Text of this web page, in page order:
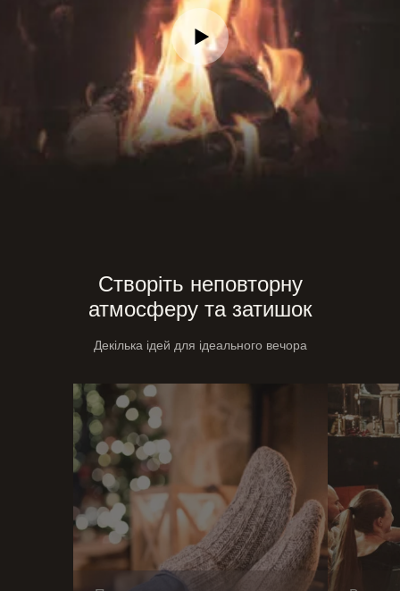
Створіть неповторну
атмосферу та затишок
Декілька ідей для ідеального вечора